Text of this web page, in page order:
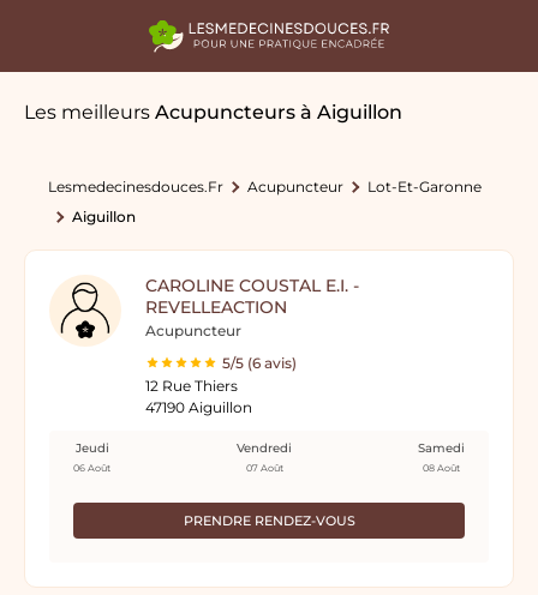
Les meilleurs Acupuncteurs à Aiguillon
Lesmedecinesdouces.fr Acupuncteur
Lot-Et-Garonne
Aiguillon
CAROLINE COUSTAL E.I. -
REVELLEACTION
Acupuncteur
5/5 (6 avis)
12 Rue Thiers
47190 Aiguillon
PRENDRE RENDEZ-VOUS
Jeudi
06 Août
Vendredi
07 Août
Samedi
08 Août